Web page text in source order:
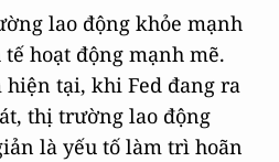
lao động khỏe mạnh
hoạt động mạnh mẽ.
tại, khi Fed đang ra
thị trường lao động
là yếu tố làm trì hoãn